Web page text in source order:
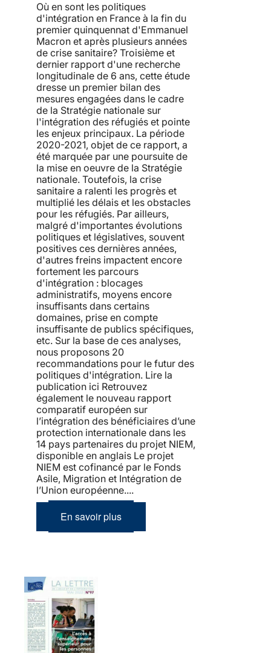
Où en sont les politiques
d'intégration en France à la fin du
premier quinquennat d'Emmanuel
Macron et après plusieurs années
de crise sanitaire? Troisième et
dernier rapport d'une recherche
longitudinale de 6 ans, cette étude
dresse un premier bilan des
mesures engagées dans le cadre
de la Stratégie nationale sur
l'intégration des réfugiés et pointe
les enjeux principaux. La période
2020-2021, objet de ce rapport, a
été marquée par une poursuite de
la mise en oeuvre de la Stratégie
nationale. Toutefois, la crise
sanitaire a ralenti les progrès et
multiplié les délais et les obstacles
pour les réfugiés. Par ailleurs,
malgré d'importantes évolutions
politiques et législatives, souvent
positives ces dernières années,
d'autres freins impactent encore
fortement les parcours
d'intégration : blocages
administratifs, moyens encore
insuffisants dans certains
domaines, prise en compte
insuffisante de publics spécifiques,
etc. Sur la base de ces analyses,
nous proposons 20
recommandations pour le futur des
politiques d'intégration. Lire la
publication ici Retrouvez
également le nouveau rapport
comparatif européen sur
l’intégration des bénéficiaires d’une
protection internationale dans les
14 pays partenaires du projet NIEM,
disponible en anglais Le projet
NIEM est cofinancé par le Fonds
Asile, Migration et Intégration de
l’Union européenne....
En savoir plus